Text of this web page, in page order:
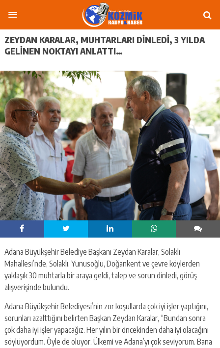
ZEYDAN KARALAR, MUHTARLARI DINLEDI, 3 YILDA
GELINEN NOKTAYI ANLATTI…
Adana Büyükşehir Belediye Başkanı Zeydan Karalar, Solaklı
Mahallesi’nde, Solaklı, Yunusoğlu, Doğankent ve çevre köylerden
yaklaşık 30 muhtarla bir araya geldi, talep ve sorun dinledi, görüş
alışverişinde bulundu.
Adana Büyükşehir Belediyesi’nin zor koşullarda çok iyi işler yaptığını,
sorunları azalttığını belirten Başkan Zeydan Karalar, “Bundan sonra
çok daha iyi işler yapacağız. Her yılın bir öncekinden daha iyi olacağını
söylüyordum. Öyle de oluyor. Ülkemi ve Adana’yı çok seviyorum. Bana